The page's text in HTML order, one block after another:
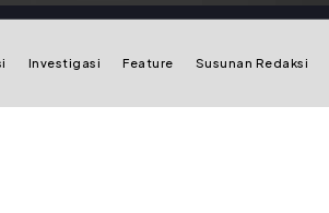
Investigasi Feature Susunan Redaksi